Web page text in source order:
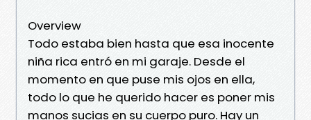
Overview
Todo estaba bien hasta que esa inocente
niña rica entró en mi garaje. Desde el
momento en que puse mis ojos en ella,
todo lo que he querido hacer es poner mis
manos sucias en su cuerpo puro. Hay un